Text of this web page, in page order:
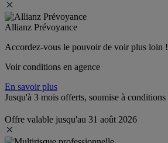
Allianz Prévoyance
Accordez-vous le pouvoir de voir plus loin !
Voir conditions en agence
En savoir plus
Jusqu'à 3 mois offerts, soumise à conditions
Offre valable jusqu'au 31 août 2026